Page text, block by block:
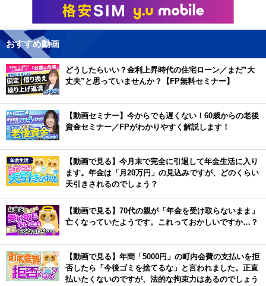
おすすめ動画
どうしたらいい？金利上昇時代の住宅ローン／まだ”大
丈夫”と思っていませんか？【FP無料セミナー】
【動画セミナー】今からでも遅くない！60歳からの老後
資金セミナー／FPがわかりやすく解説します！
【動画で見る】今月末で完全に引退して年金生活に入り
ます。年金は「月20万円」の見込みですが、どのくらい
天引きされるのでしょう？
【動画で見る】70代の親が「年金を受け取らないまま」
亡くなっていたようです。これっておかしいですか…？
【動画で見る】年間「5000円」の町内会費の支払いを拒
否したら「今後ゴミを捨てるな」と言われました。正直
払いたくないのですが、法的な拘束力はあるのでしょう